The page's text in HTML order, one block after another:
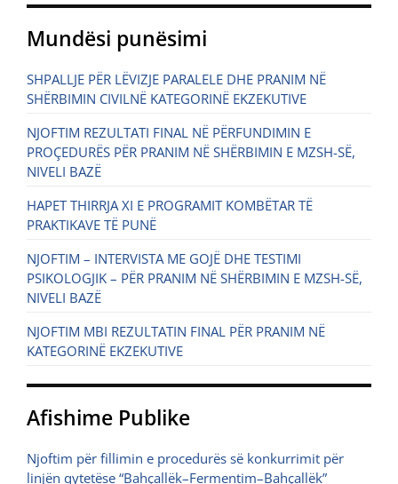
Mundësi punësimi
SHPALLJE PËR LËVIZJE PARALELE DHE PRANIM NË
SHËRBIMIN CIVILNË KATEGORINË EKZEKUTIVE
NJOFTIM REZULTATI FINAL NË PËRFUNDIMIN E
PROÇEDURËS PËR PRANIM NË SHËRBIMIN E MZSH-SË,
NIVELI BAZË
HAPET THIRRJA XI E PROGRAMIT KOMBËTAR TË
PRAKTIKAVE TË PUNË
NJOFTIM – INTERVISTA ME GOJË DHE TESTIMI
PSIKOLOGJIK – PËR PRANIM NË SHËRBIMIN E MZSH-SË,
NIVELI BAZË
NJOFTIM MBI REZULTATIN FINAL PËR PRANIM NË
KATEGORINË EKZEKUTIVE
Afishime Publike
Njoftim për fillimin e procedurës së konkurrimit për
linjën qytetëse “Bahçallëk–Fermentim–Bahçallëk”